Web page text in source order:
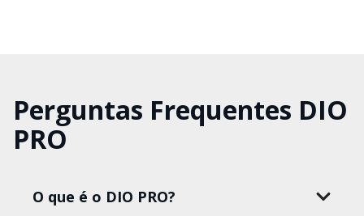
Perguntas Frequentes DIO
PRO
O que é o DIO PRO?